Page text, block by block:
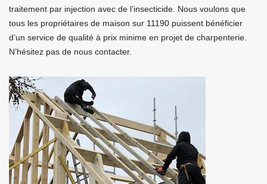
traitement par injection avec de l’insecticide. Nous voulons que
tous les propriétaires de maison sur 11190 puissent bénéficier
d’un service de qualité à prix minime en projet de charpenterie.
N’hésitez pas de nous contacter.